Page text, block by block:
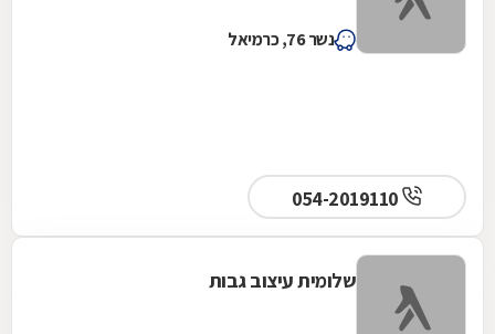
נשר 76, כרמיאל
שלומית עיצוב גבות